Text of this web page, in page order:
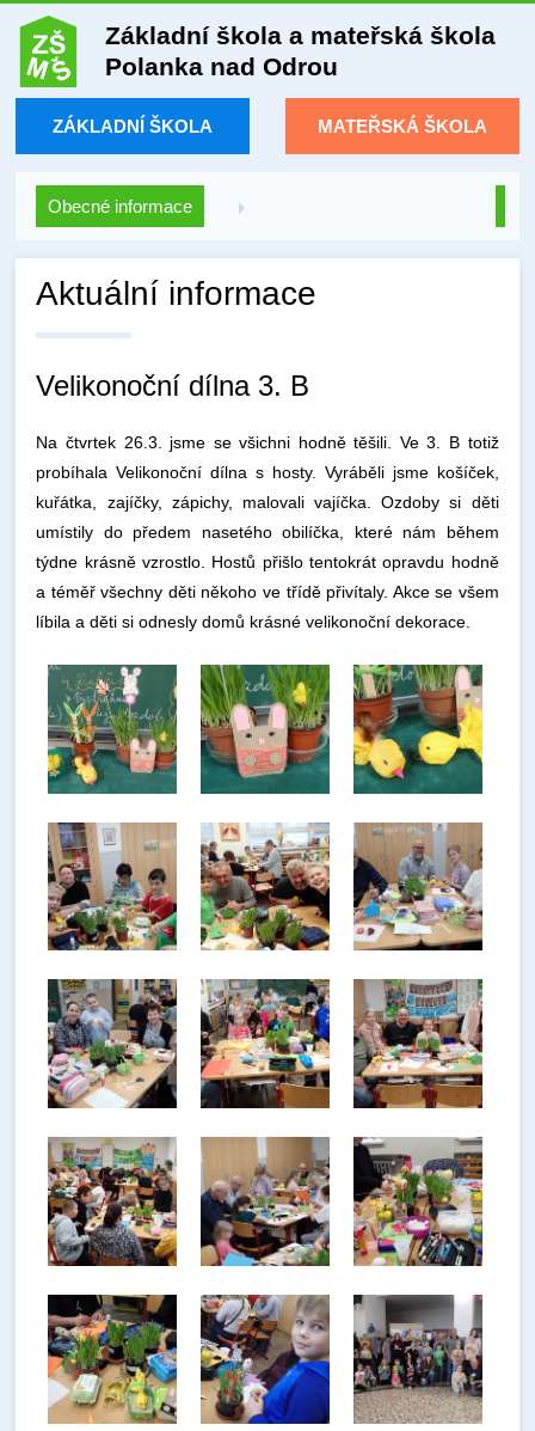
Základní škola a mateřská škola
Polanka nad Odrou
ZÁKLADNÍ ŠKOLA MATEŘSKÁ ŠKOLA
Obecné informace
Aktuální informace
Velikonoční dílna 3. B
Na čtvrtek 26.3. jsme se všichni hodně těšili. Ve 3. B totiž
probíhala Velikonoční dílna s hosty. Vyráběli jsme košíček,
kuřátka, zajíčky, zápichy, malovali vajíčka. Ozdoby si děti
umístily do předem nasetého obilíčka, které nám během
týdne krásně vzrostlo. Hostů přišlo tentokrát opravdu hodně
a téměř všechny děti někoho ve třídě přivítaly. Akce se všem
líbila a děti si odnesly domů krásné velikonoční dekorace.